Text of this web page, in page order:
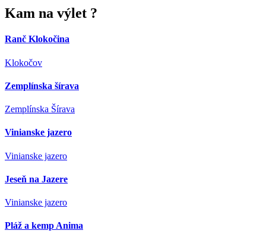
Kam na výlet ?
Ranč Klokočina
Klokočov
Zemplínska šírava
Zemplínska Šírava
Vinianske jazero
Vinianske jazero
Jeseň na Jazere
Vinianske jazero
Pláž a kemp Anima